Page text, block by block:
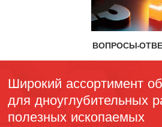
ВОПРОСЫ-
Широкий ассортимент
для дноуглубительных
полезных ископаемых